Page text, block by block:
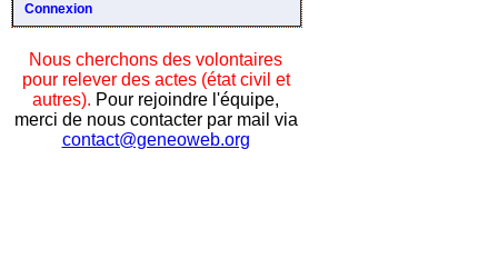
Connexion
Nous cherchons des volontaires
pour relever des actes (état civil et
autres). Pour rejoindre l'équipe,
merci de nous contacter par mail via
contact@geneoweb.org